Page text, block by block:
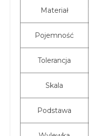
Materiał
Pojemność
Tolerancja
Skala
Podstawa